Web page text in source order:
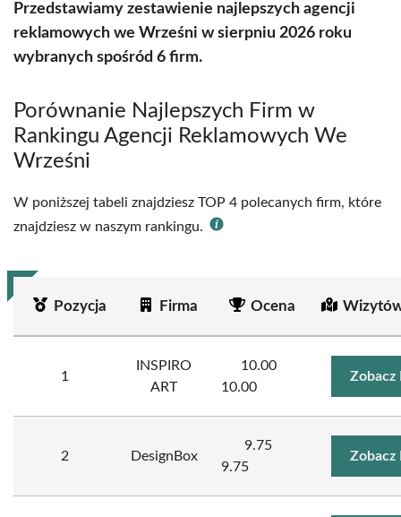
Przedstawiamy zestawienie najlepszych agencji
reklamowych we Wrześni w sierpniu 2026 roku
wybranych spośród 6 firm.
Porównanie Najlepszych Firm w
Rankingu Agencji Reklamowych We
Wrześni
W poniższej tabeli znajdziesz TOP 4 polecanych firm, które
znajdziesz w naszym rankingu.
Pozycja Firma Ocena
1
INSPIRO
ART
10.00
10.00
Zobacz
2 DesignBox
9.75
9.75
Zobacz